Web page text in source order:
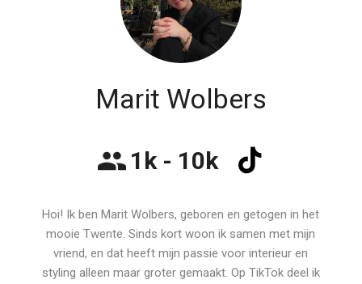
Marit Wolbers
1k - 10k
Hoi! Ik ben Marit Wolbers, geboren en getogen in het
mooie Twente. Sinds kort woon ik samen met mijn
vriend, en dat heeft mijn passie voor interieur en
styling alleen maar groter gemaakt. Op TikTok deel ik